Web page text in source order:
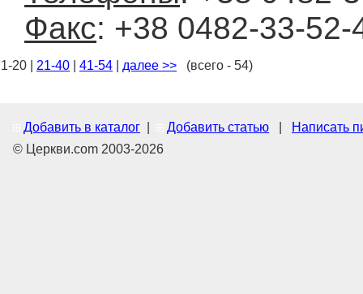
Факс: +38 0482-33-52-
1-20 | 21-40 41-54 далее >> (всего - 54)
Добавить в каталог Добавить статью
Написать
© Церкви.com 2003-2026